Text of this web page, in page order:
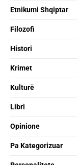
Etnikumi Shqiptar
Filozofi
Histori
Krimet
Kulturë
Libri
Opinione
Pa Kategorizuar